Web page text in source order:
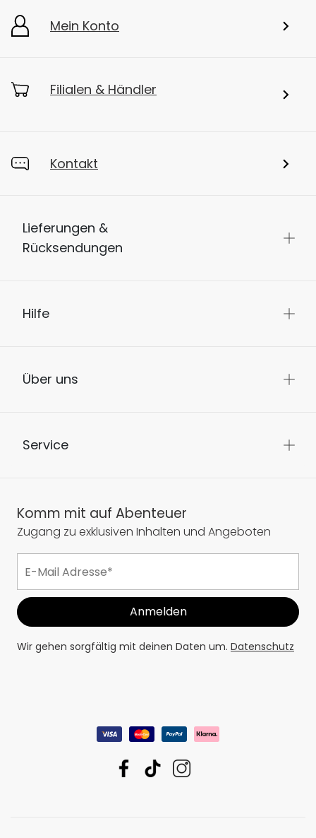
Mein Konto
Filialen & Händler
Kontakt
Lieferungen &
Rücksendungen
Hilfe
Über uns
Service
Komm mit auf Abenteuer
Zugang zu exklusiven Inhalten und Angeboten
Wir gehen sorgfältig mit deinen Daten um. Datenschutz